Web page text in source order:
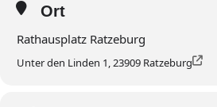
Ort
Rathausplatz Ratzeburg
Unter den Linden 1, 23909 Ratzeburg